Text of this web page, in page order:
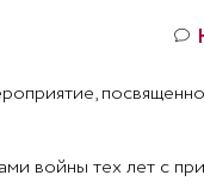
войны тех лет с